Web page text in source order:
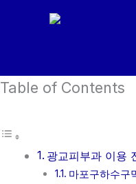
건
뛰
Table of Contents
광교피부과 이용
마포구하수구